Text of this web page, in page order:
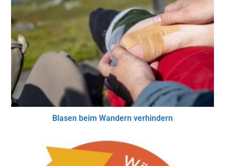
Blasen beim Wandern verhindern